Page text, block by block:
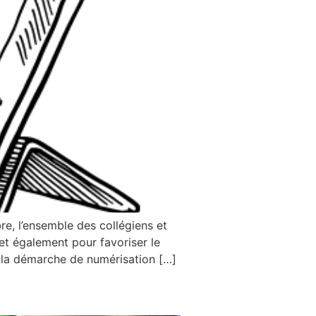
l’ensemble des collégiens et
également pour favoriser le
démarche de numérisation […]